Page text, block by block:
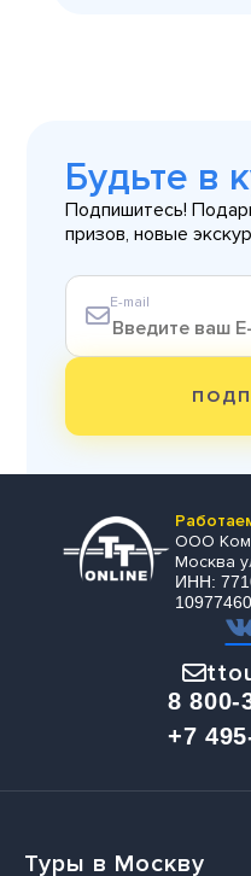
Будьте в
Подпишитесь!
призов, новые
E-mail
ООО
Москва
ИНН:
8 800-
+7
Туры в Москву